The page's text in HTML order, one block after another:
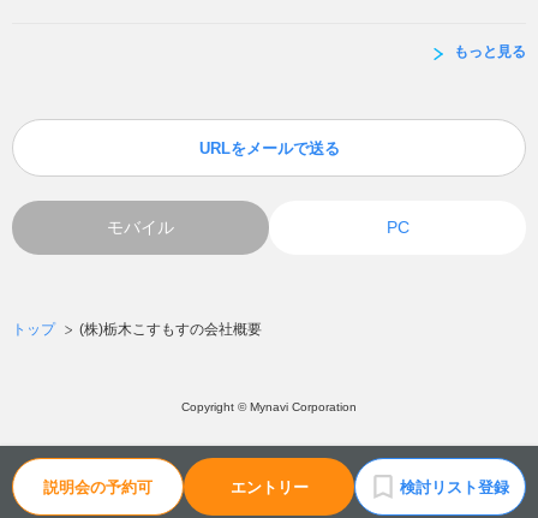
説明会の予約可 エントリー 検討リスト登録
もっと見る
URLをメールで送る
モバイル PC
トップ (株)栃木こすもすの会社概要
Copyright © Mynavi Corporation